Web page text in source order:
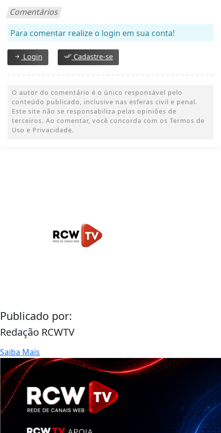
Comentários
Para comentar realize o login em sua conta!
Login Cadastre-se
O autor do comentário é o único responsável pelo
conteúdo publicado, inclusive nas esferas civil e penal.
Este site não se responsabiliza pelas opiniões de
terceiros. Ao comentar, você concorda com os Termos de
Uso e Privacidade.
Publicado por:
Redação RCWTV
Saiba Mais